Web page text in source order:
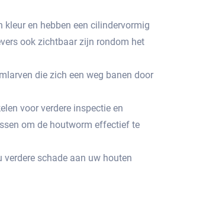
en hebben een cilindervormig
ook zichtbaar zijn rondom het
die zich een weg banen door
voor verdere inspectie en
om de houtworm effectief te
schade aan uw houten